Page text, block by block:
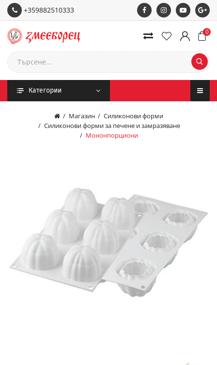
+359882510333
0
Категории
Магазин
Силиконови форми
Силиконови форми за печене и замразяване
Мононпорциони